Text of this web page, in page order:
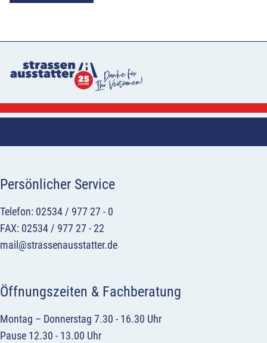
Persönlicher Service
Telefon: 02534 / 977 27 - 0
FAX: 02534 / 977 27 - 22
mail@strassenausstatter.de
Öffnungszeiten & Fachberatung
Montag – Donnerstag 7.30 - 16.30 Uhr
Pause 12.30 - 13.00 Uhr